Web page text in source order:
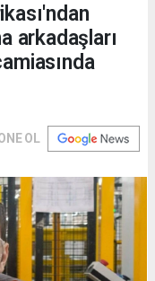
arkadaşları
OL